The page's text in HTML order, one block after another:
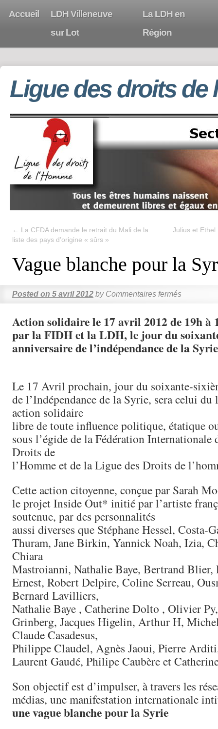
Accueil
LDH Villeneuve
sur Lot
La LDH en
Région
Ligue des droits de
← La CFDA demande le retrait du Mali de la
liste des pays d’origine « sûrs »
Julius et Ethel
Vague blanche pour la
Posted on 5 avril 2012 by Commentaires fermés
Action solidaire le 17 avril 2012 de 19h à
par la FIDH et la LDH, le jour du
anniversaire de l’indépendance de la
Le 17 Avril prochain, jour du soixante-
de l’Indépendance de la Syrie, sera celui du
action solidaire
libre de toute influence politique, étatique
sous l’égide de la Fédération Internationale
Droits de
l’Homme et de la Ligue des Droits de
Cette action citoyenne, conçue par Sarah
le projet Inside Out* initié par l’artiste
soutenue, par des personnalités
aussi diverses que Stéphane Hessel, Costa-
Thuram, Jane Birkin, Yannick Noah, Izia,
Chiara
Mastroianni, Nathalie Baye, Bertrand Blier,
Ernest, Robert Delpire, Coline Serreau,
Bernard Lavilliers,
Nathalie Baye , Catherine Dolto , Olivier
Grinberg, Jacques Higelin, Arthur H,
Claude Casadesus,
Philippe Claudel, Agnès Jaoui, Pierre
Laurent Gaudé, Philipe Caubère et
Son objectif est d’impulser, à travers les
médias, une manifestation internationale
une vague blanche pour la Syrie